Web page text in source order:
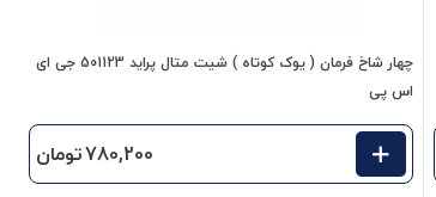
چهار شاخ فرمان ( یوک کوتاه ) شیت متال پراید 501123 جی ای
اس پی
780,200تومان